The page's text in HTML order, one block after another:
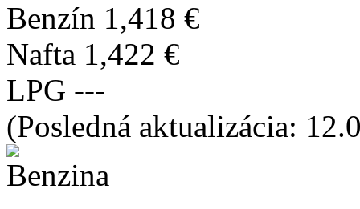
Benzín 1,418 €
Nafta 1,422 €
LPG ---
(Posledná aktualizácia: